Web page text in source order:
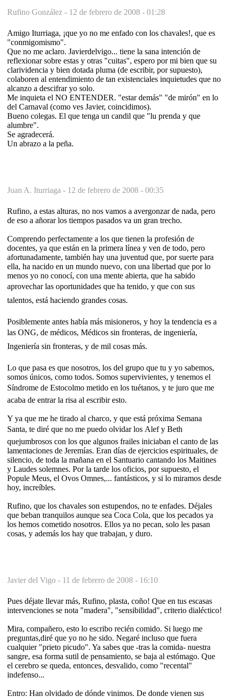
Rufino González - 12 de febrero de 2008 - 01:28
Amigo Iturriaga, ¡que yo no me enfado con los chavales!, que es
"conmigomismo".
Que no me aclaro. Javierdelvigo... tiene la sana intención de
reflexionar sobre estas y otras "cuitas", espero por mi bien que su
clarividencia y bien dotada pluma (de escribir, por supuesto),
colaboren al entendimiento de tan existenciales inquietudes que no
alcanzo a descifrar yo solo.
Me inquieta el NO ENTENDER. "estar demás" "de mirón" en lo
del Carnaval (como ves Javier, coincidimos).
Bueno colegas. El que tenga un candil que "lu prenda y que
alumbre".
Se agradecerá.
Un abrazo a la peña.
Juan A. Iturriaga - 12 de febrero de 2008 - 00:35
Rufino, a estas alturas, no nos vamos a avergonzar de nada, pero
de eso a añorar los tiempos pasados va un gran trecho.
Comprendo perfectamente a los que tienen la profesión de
docentes, ya que están en la primera línea y ven de todo, pero
afortunadamente, también hay una juventud que, por suerte para
ella, ha nacido en un mundo nuevo, con una libertad que por lo
menos yo no conocí, con una mente abierta, que ha sabido
aprovechar las oportunidades que ha tenido, y que con sus
talentos, está haciendo grandes cosas.
Posiblemente antes había más misioneros, y hoy la tendencia es a
las ONG, de médicos, Médicos sin fronteras, de ingeniería,
Ingeniería sin fronteras, y de mil cosas más.
Lo que pasa es que nosotros, los del grupo que tu y yo sabemos,
somos únicos, como todos. Somos supervivientes, y tenemos el
Síndrome de Estocolmo metido en los tuétanos, y te juro que me
acaba de entrar la risa al escribir esto.
Y ya que me he tirado al charco, y que está próxima Semana
Santa, te diré que no me puedo olvidar los Alef y Beth
quejumbrosos con los que algunos frailes iniciaban el canto de las
lamentaciones de Jeremías. Eran días de ejercicios espirituales, de
silencio, de toda la mañana en el Santuario cantando los Maitines
y Laudes solemnes. Por la tarde los oficios, por supuesto, el
Popule Meus, el Ovos Omnes,... fantásticos, y si lo miramos desde
hoy, increíbles.
Rufino, que los chavales son estupendos, no te enfades. Déjales
que beban tranquilos aunque sea Coca Cola, que los pecados ya
los hemos cometido nosotros. Ellos ya no pecan, solo les pasan
cosas, y además los hay que trabajan, y duro.
Javier del Vigo - 11 de febrero de 2008 - 16:10
Pues déjate llevar más, Rufino, plasta, coño! Que en tus escasas
intervenciones se nota "madera", "sensibilidad", criterio dialéctico!
Mira, compañero, esto lo escribo recién comido. Si luego me
preguntas,diré que yo no he sido. Negaré incluso que fuera
cualquier "prieto picudo". Ya sabes que -tras la comida- nuestra
sangre, esa forma sutil de pensamiento, se baja al estómago. Que
el cerebro se queda, entonces, desvalido, como "recental"
indefenso...
Entro: Han olvidado de dónde vinimos. De donde vienen sus